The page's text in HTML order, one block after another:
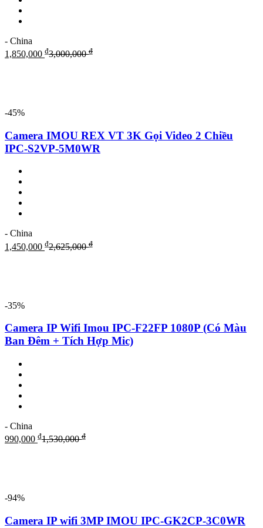
- China
1,850,000 ₫3,000,000₫
-45%
Camera IMOU REX VT 3K Gọi Video 2 Chiều
IPC-S2VP-5M0WR
- China
1,450,000 ₫2,625,000₫
-35%
Camera IP Wifi Imou IPC-F22FP 1080P (Có Màu
Ban Đêm + Tích Hợp Mic)
- China
990,000 ₫1,530,000₫
-94%
Camera IP wifi 3MP IMOU IPC-GK2CP-3C0WR